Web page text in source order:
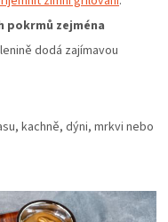
pokrmů zejména
dodá zajímavou
kachně, dýni, mrkvi nebo